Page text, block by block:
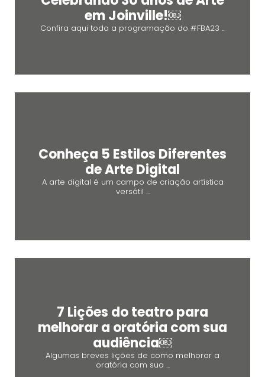
em Joinville!￼
Confira aqui toda a programação do #FBA23 ...
Conheça 5 Estilos Diferentes
de Arte Digital
A arte digital é um campo de criação artística
versátil ...
7 Lições do teatro para
melhorar a oratória com sua
audiência￼
Algumas breves lições de como melhorar a
oratória com sua ...